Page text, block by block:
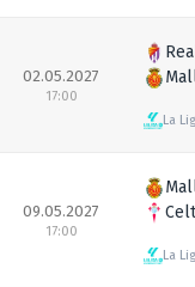
02.05.2027
17:00
La
09.05.2027
17:00
La